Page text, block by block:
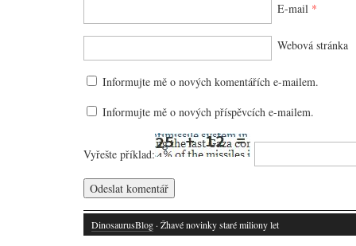
E-mail *
Webová stránka
Informujte mě o nových komentářích e-mailem.
Informujte mě o nových příspěvcích e-mailem.
Vyřešte příklad:
DinosaurusBlog · Žhavé novinky staré miliony let